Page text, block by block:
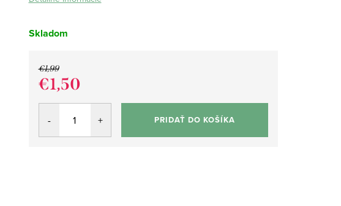
Skladom
€1,99
€1,50
Jednotková
PRIDAŤ DO KOŠÍKA